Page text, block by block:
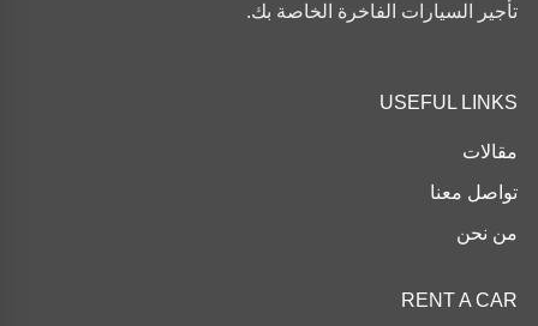
تأجير السيارات الفاخرة الخاصة بك.
USEFUL LINKS
مقالات
تواصل معنا
من نحن
RENT A CAR